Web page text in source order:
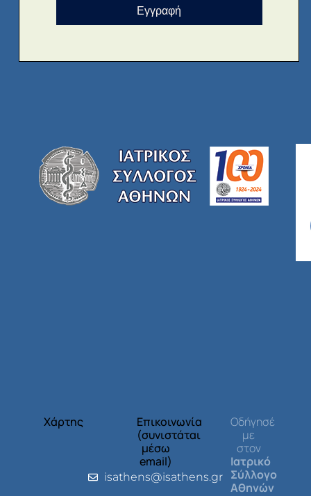
Εγγραφή
Χάρτης
Επικοινωνία
(συνιστάται
μέσω
email)
isathens@isathens.gr
Οδήγησέ
με
στον
Ιατρικό
Σύλλογο
Αθηνών